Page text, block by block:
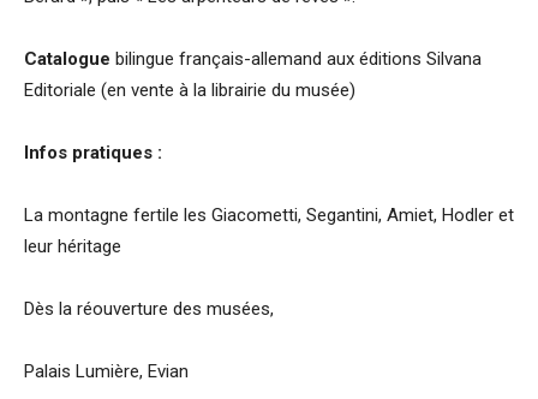
Catalogue bilingue français-allemand aux éditions Silvana
Editoriale (en vente à la librairie du musée)
Infos pratiques :
La montagne fertile les Giacometti, Segantini, Amiet, Hodler et
leur héritage
Dès la réouverture des musées,
Palais Lumière, Evian